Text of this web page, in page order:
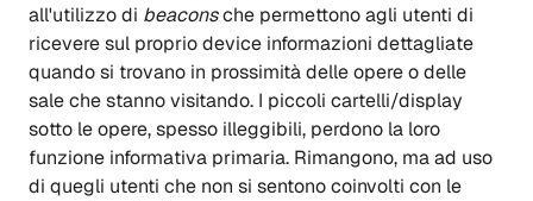
all'utilizzo di beaconsche permettono agli utenti di
ricevere sul proprio device informazioni dettagliate
quando si trovano in prossimità delle opere o delle
sale che stanno visitando. I piccoli cartelli/display
sotto le opere, spesso illeggibili, perdono la loro
funzione informativa primaria. Rimangono, ma ad uso
di quegli utenti che non si sentono coinvolti con le